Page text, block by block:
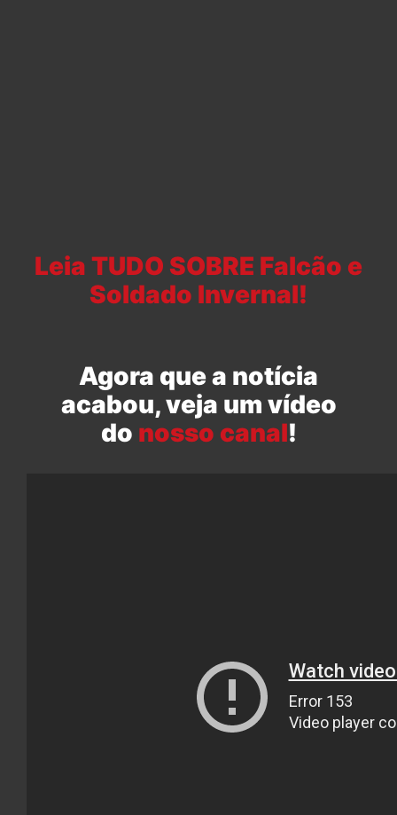
Leia TUDO SOBRE Falcão e
Soldado Invernal!
Agora que a notícia
acabou, veja um vídeo
do nosso canal!